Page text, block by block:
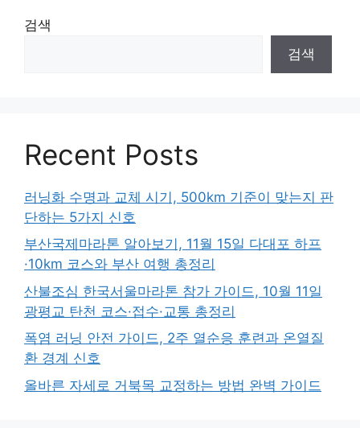
검색
검색
Recent Posts
러닝화 수명과 교체 시기, 500km 기준이 맞는지 판
단하는 5가지 신호
부산국제마라톤 알아보기, 11월 15일 다대포 하프
·10km 코스와 부산 여행 총정리
산불조심 한국서울마라톤 참가 가이드, 10월 11일
광평교 탄천 코스·접수·교통 총정리
폭염 러닝 안전 가이드, 2주 열순응 훈련과 온열질
환 경계 신호
올바른 자세로 거북목 교정하는 방법 완벽 가이드